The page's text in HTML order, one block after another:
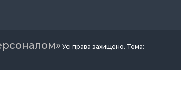
Усі права захищено. Тема: